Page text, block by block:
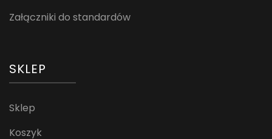
Załączniki do standardów
SKLEP
Sklep
Koszyk